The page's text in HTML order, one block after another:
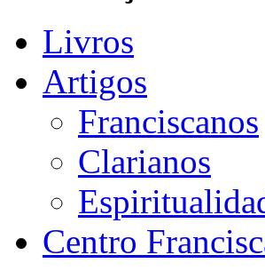
Livros
Artigos
Franciscanos
Clarianos
Centro